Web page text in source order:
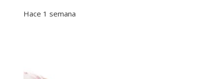
Hace 1 semana